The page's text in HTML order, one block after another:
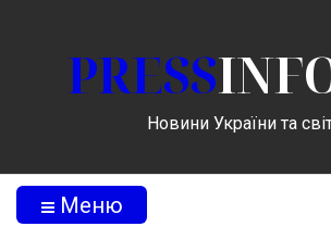
PRESS
Новини України та
Меню